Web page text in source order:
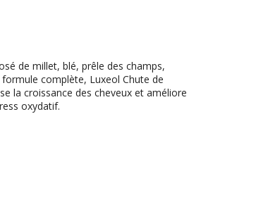
de millet, blé, prêle des champs,
complète, Luxeol Chute de
la croissance des cheveux et améliore
oxydatif.